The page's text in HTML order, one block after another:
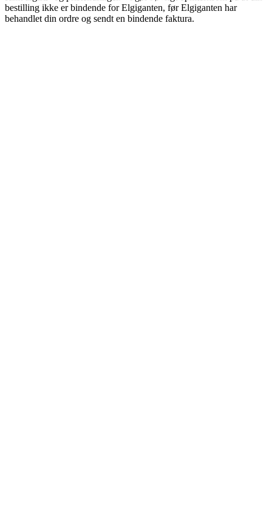
bestilling ikke er bindende for Elgiganten, før Elgiganten har
behandlet din ordre og sendt en bindende faktura.